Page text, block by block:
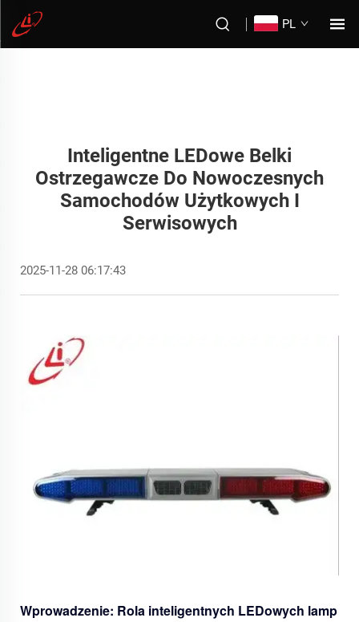
PL
Inteligentne LEDowe Belki
Ostrzegawcze Do Nowoczesnych
Samochodów Użytkowych I
Serwisowych
2025-11-28 06:17:43
Wprowadzenie: Rola inteligentnych LEDowych lamp